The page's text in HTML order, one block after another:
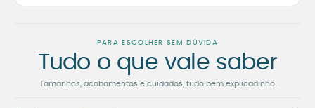
PARA ESCOLHER SEM DÚVIDA
Tudo o que vale saber
Tamanhos, acabamentos e cuidados, tudo bem explicadinho.